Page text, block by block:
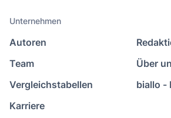
Unternehmen
Autoren
Team
Vergleichstabellen
Karriere
Über
biallo -